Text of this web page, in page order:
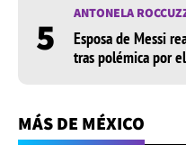
5 ANTONELA
Esposa de Messi
tras polémica por
MÁS DE MÉXICO